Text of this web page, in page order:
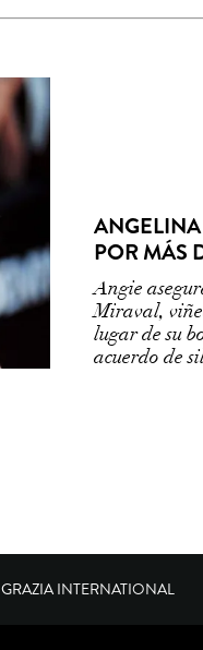
POR MÁS
Angie
Miraval,
lugar de su
acuerdo de
GRAZIA INTERNATIONAL